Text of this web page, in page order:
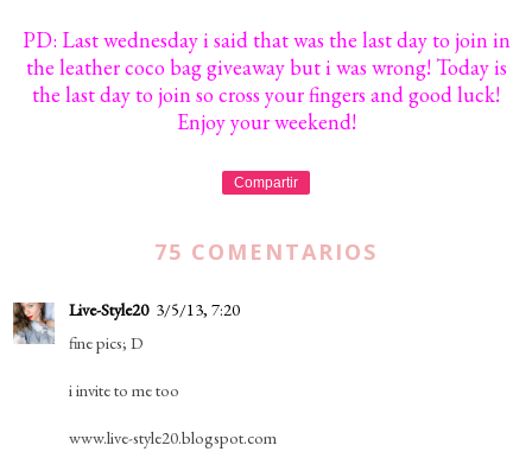
PD: Last wednesday i said that was the last day to join in
the leather coco bag giveaway but i was wrong! Today is
the last day to join so cross your fingers and good luck!
Enjoy your weekend!
Compartir
75 COMENTARIOS
Live-Style20 3/5/13, 7:20
fine pics; D
i invite to me too
www.live-style20.blogspot.com